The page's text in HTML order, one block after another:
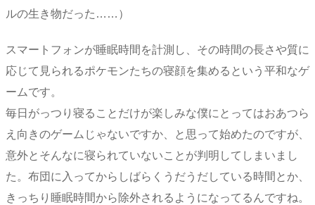
ルの生き物だった……）
スマートフォンが睡眠時間を計測し、その時間の長さや質に
応じて見られるポケモンたちの寝顔を集めるという平和なゲ
ームです。
毎日がっつり寝ることだけが楽しみな僕にとってはおあつら
え向きのゲームじゃないですか、と思って始めたのですが、
意外とそんなに寝られていないことが判明してしまいまし
た。布団に入ってからしばらくうだうだしている時間とか、
きっちり睡眠時間から除外されるようになってるんですね。